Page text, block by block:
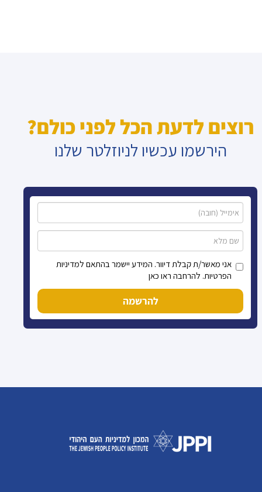
רוצים לדעת הכל לפני כולם?
הירשמו עכשיו לניוזלטר שלנו
אני מאשר/ת קבלת דיוור. המידע יישמר בהתאם למדיניות
הפרטיות. להרחבה ראו כאן
להרשמה